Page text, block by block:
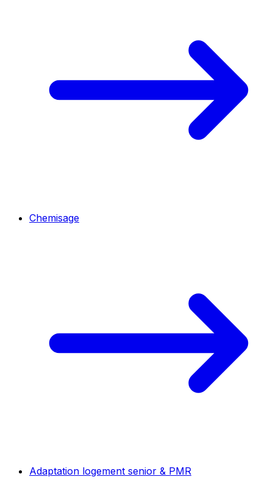
Chemisage
Adaptation logement senior & PMR